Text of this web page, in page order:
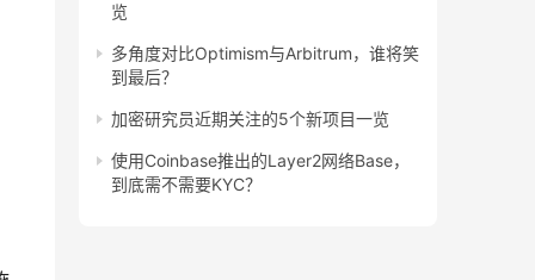
览
多角度对比Optimism与Arbitrum，谁将笑
到最后？
加密研究员近期关注的5个新项目一览
使用Coinbase推出的Layer2网络Base，
到底需不需要KYC？